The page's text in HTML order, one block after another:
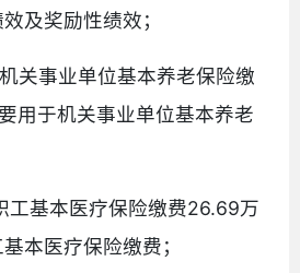
及奖励性绩效；
关事业单位基本养老保险缴
用于机关事业单位基本养老
工基本医疗保险缴费26.69万
本医疗保险缴费；